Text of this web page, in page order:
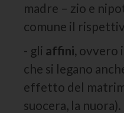
madre – zio e
comune il
- gli affini, ovvero
che si legano
effetto del
suocera, la nuora).